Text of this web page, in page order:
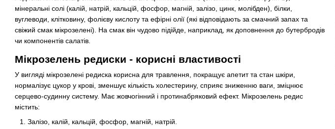
мінеральні солі (калій, натрій, кальцій, фосфор, магній, залізо, цинк, молібден), білки,
вуглеводи, клітковину, фолієву кислоту та ефірні олії (які відповідають за смачний запах та
свіжий смак мікрозелені). На смак він чудово підійде, наприклад, як доповнення до бутербродів
чи компонентів салатів.
Мікрозелень редиски - корисні властивості
У вигляді мікрозелені редиска корисна для травлення, покращує апетит та стан шкіри,
нормалізує цукор у крові, зменшує кількість холестерину, сприяє зниженню ваги, зміцнює
серцево-судинну систему. Має жовчогінний і протинабряковий ефект. Мікрозелень редис
містить:
Залізо, калій, кальцій, фосфор, магній, натрій.